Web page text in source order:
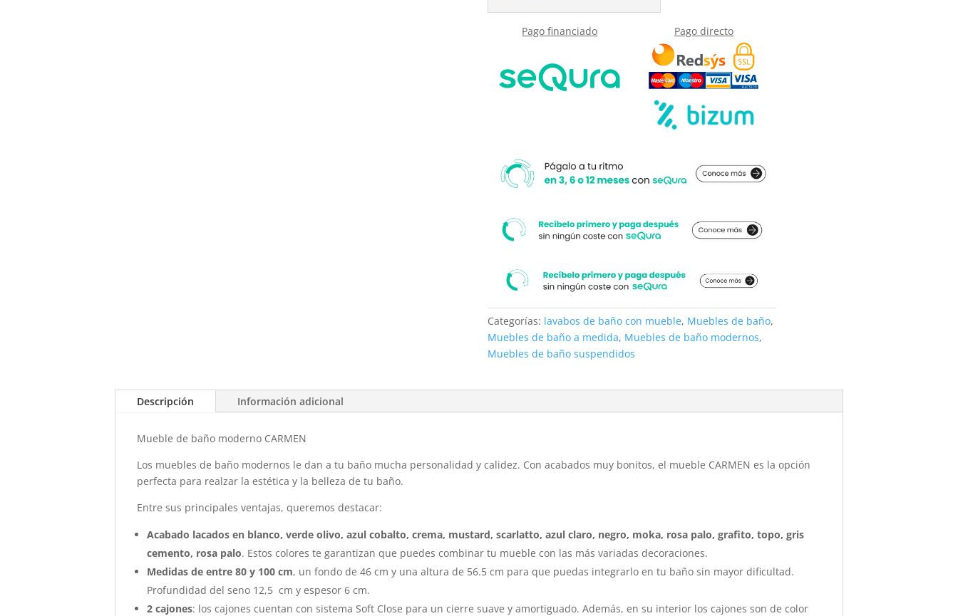
CARMEN
resina
acabado
Pago financiado Pago directo
Categorías: lavabos de baño con mueble, Muebles de baño,
Muebles de baño a medida, Muebles de baño modernos,
Muebles de baño suspendidos
Descripción Información adicional
Mueble de baño moderno CARMEN
Los muebles de baño modernos le dan a tu baño mucha personalidad y calidez. Con acabados muy bonitos, el mueble CARMEN es la opción
perfecta para realzar la estética y la belleza de tu baño.
Entre sus principales ventajas, queremos destacar:
Acabado lacados en blanco, verde olivo, azul cobalto, crema, mustard, scarlatto, azul claro, negro, moka, rosa palo, grafito, topo, gris
cemento, rosa palo. Estos colores te garantizan que puedes combinar tu mueble con las más variadas decoraciones.
Medidas de entre 80 y 100 cm, un fondo de 46 cm y una altura de 56.5 cm para que puedas integrarlo en tu baño sin mayor dificultad.
Profundidad del seno 12,5 cm y espesor 6 cm.
2 cajones: los cajones cuentan con sistema Soft Close para un cierre suave y amortiguado. Además, en su interior los cajones son de color